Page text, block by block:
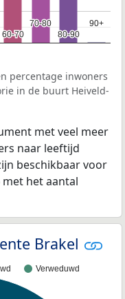
60-70
60-70
70-80
70-80
80-90
80-90
90+
90+
percentage inwoners
in de buurt Heiveld-
met veel meer
naar leeftijd
beschikbaar voor
het aantal
Brakel
Verweduwd